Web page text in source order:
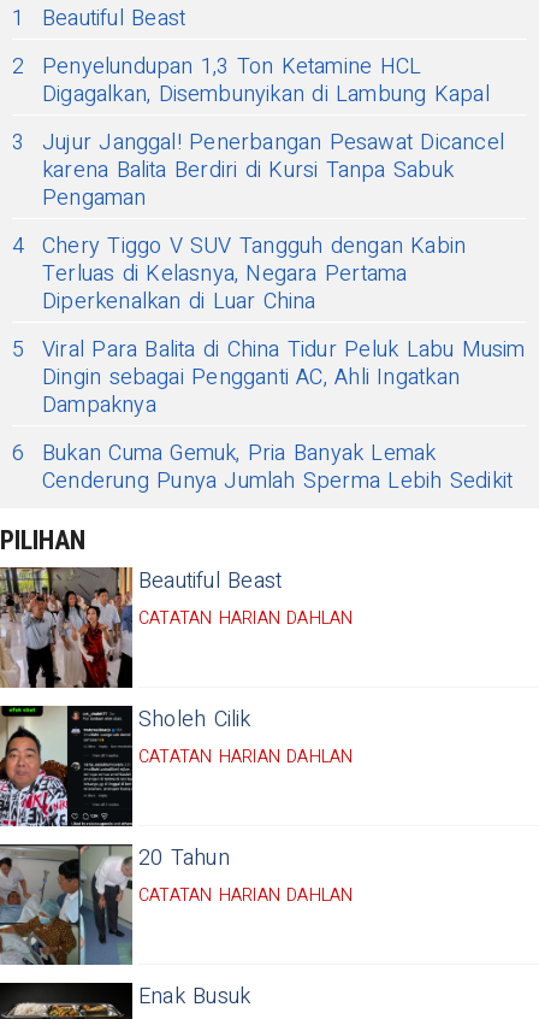
1
Beautiful Beast
2
Penyelundupan 1,3 Ton Ketamine HCL
Digagalkan, Disembunyikan di Lambung Kapal
3
Jujur Janggal! Penerbangan Pesawat Dicancel
karena Balita Berdiri di Kursi Tanpa Sabuk
Pengaman
4 Chery Tiggo V SUV Tangguh dengan Kabin
Terluas di Kelasnya, Negara Pertama
Diperkenalkan di Luar China
5 Viral Para Balita di China Tidur Peluk Labu Musim
Dingin sebagai Pengganti AC, Ahli Ingatkan
Dampaknya
6
Bukan Cuma Gemuk, Pria Banyak Lemak
Cenderung Punya Jumlah Sperma Lebih Sedikit
PILIHAN
Beautiful Beast
CATATAN HARIAN DAHLAN
Sholeh Cilik
CATATAN HARIAN DAHLAN
20 Tahun
CATATAN HARIAN DAHLAN
Enak Busuk